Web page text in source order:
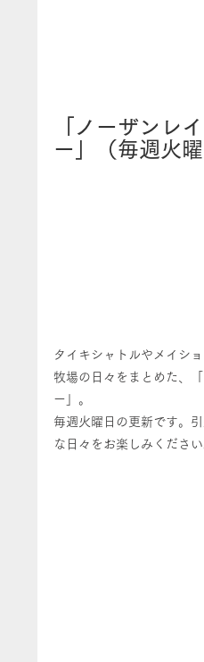
「ノーザンレ
ー」（毎週火曜
タイキシャトルやメイシ
牧場の日々をまとめた、
ー」。
毎週火曜日の更新です。
な日々をお楽しみください